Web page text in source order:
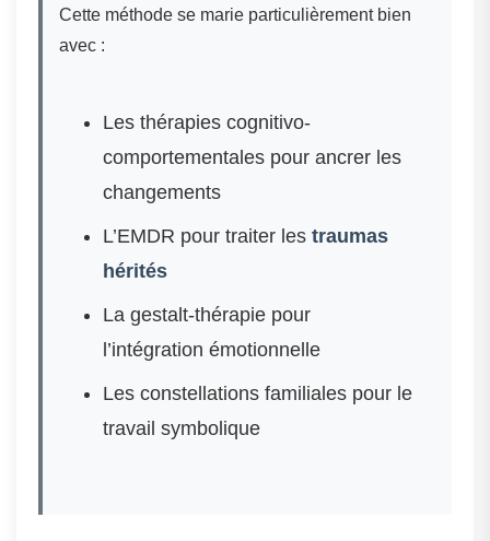
Cette méthode se marie particulièrement bien
avec :
Les thérapies cognitivo-
comportementales pour ancrer les
changements
L’EMDR pour traiter les traumas
hérités
La gestalt-thérapie pour
l’intégration émotionnelle
Les constellations familiales pour le
travail symbolique